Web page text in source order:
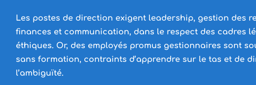
Les postes de direction exigent leadership, gestion des
finances et communication, dans le respect des cadres
éthiques. Or, des employés promus gestionnaires sont
sans formation, contraints d’apprendre sur le tas et de
l’ambiguïté.